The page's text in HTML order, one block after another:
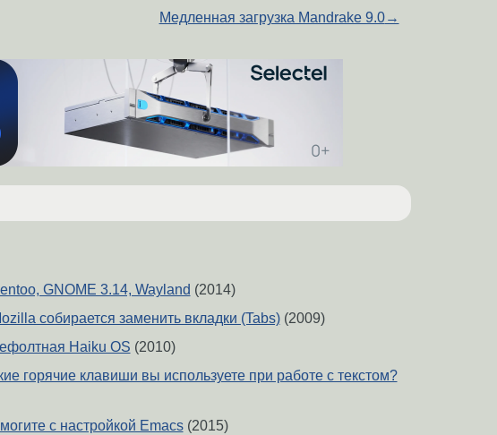
Медленная загрузка Mandrake 9.0→
GNOME 3.14, Wayland (2014)
собирается заменить вкладки (Tabs)(2009)
Haiku OS (2010)
горячие клавиши вы используете при работе с текстом?
с настройкой Emacs(2015)